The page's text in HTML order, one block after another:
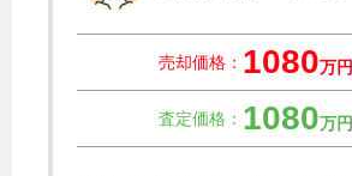
売却価格： 1080万円
査定価格： 1080万円